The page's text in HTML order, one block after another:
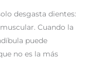
desgasta dientes:
Cuando la
puede
no es la más